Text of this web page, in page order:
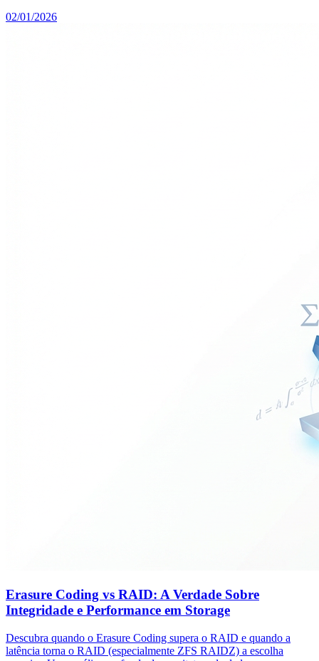
02/01/2026
Erasure Coding vs RAID: A Verdade Sobre
Integridade e Performance em Storage
Descubra quando o Erasure Coding supera o RAID e quando a
latência torna o RAID (especialmente ZFS RAIDZ) a escolha